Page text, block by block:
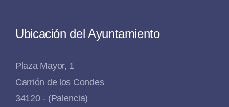
Ubicación del Ayuntamiento
Plaza Mayor, 1
Carrión de los Condes
34120 - (Palencia)